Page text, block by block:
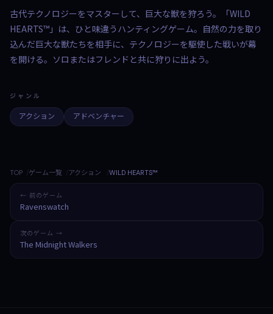
古代テクノロジーをマスターして、巨大な獣を狩ろう。「WILD
HEARTS™」は、ひと味違うハンティングゲーム。自然の力を取り
込んだ巨大な獣たちを相手に、テクノロジーを駆使した戦いが幕
を開ける。ソロまたはフレンドと共に狩りに出よう。
ジャンル
アクション アドベンチャー
TOP ゲーム一覧 アクション WILD HEARTS™
← 前のゲーム
Ravenswatch
次のゲーム →
The Midnight Walkers